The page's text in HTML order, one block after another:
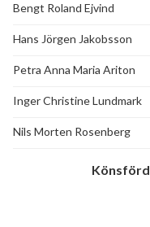
Bengt Roland Ejvind
Hans Jörgen Jakobsson
Petra Anna Maria Ariton
Inger Christine Lundmark
Nils Morten Rosenberg